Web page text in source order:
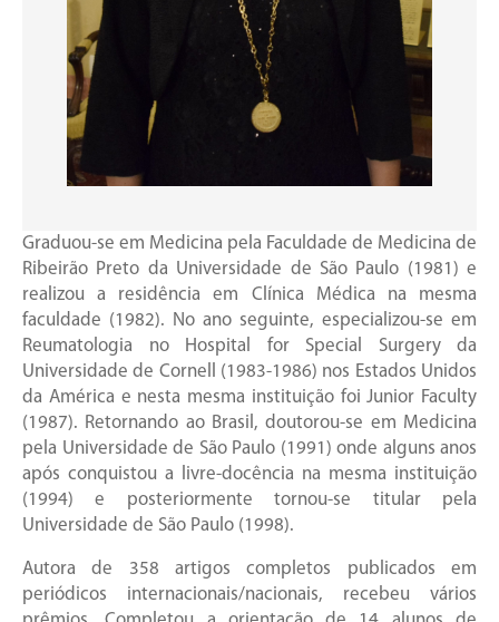
Graduou-se em Medicina pela Faculdade de Medicina de
Ribeirão Preto da Universidade de São Paulo (1981) e
realizou a residência em Clínica Médica na mesma
faculdade (1982). No ano seguinte, especializou-se em
Reumatologia no Hospital for Special Surgery da
Universidade de Cornell (1983-1986) nos Estados Unidos
da América e nesta mesma instituição foi Junior Faculty
(1987). Retornando ao Brasil, doutorou-se em Medicina
pela Universidade de São Paulo (1991) onde alguns anos
após conquistou a livre-docência na mesma instituição
(1994) e posteriormente tornou-se titular pela
Universidade de São Paulo (1998).
Autora de 358 artigos completos publicados em
periódicos internacionais/nacionais, recebeu vários